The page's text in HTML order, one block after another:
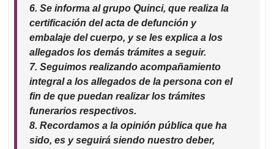
6. Se informa al grupo Quinci, que realiza la
certificación del acta de defunción y
embalaje del cuerpo, y se les explica a los
allegados los demás trámites a seguir.
7. Seguimos realizando acompañamiento
integral a los allegados de la persona con el
fin de que puedan realizar los trámites
funerarios respectivos.
8. Recordamos a la opinión pública que ha
sido, es y seguirá siendo nuestro deber,